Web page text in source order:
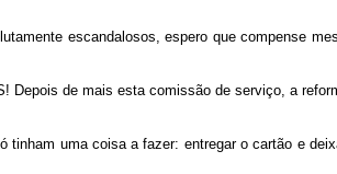
escandalosos, espero que compense
de mais esta comissão de serviço, a
uma coisa a fazer: entregar o cartão e